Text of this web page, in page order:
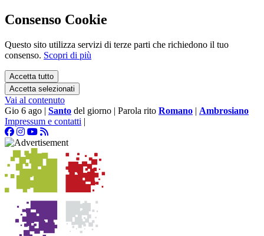
Consenso Cookie
Questo sito utilizza servizi di terze parti che richiedono il tuo
consenso. Scopri di più
Accetta tutto
Accetta selezionati
Vai al contenuto
Gio 6 ago | Santo del giorno | Parola rito Romano | Ambrosiano
Impressum e contatti |